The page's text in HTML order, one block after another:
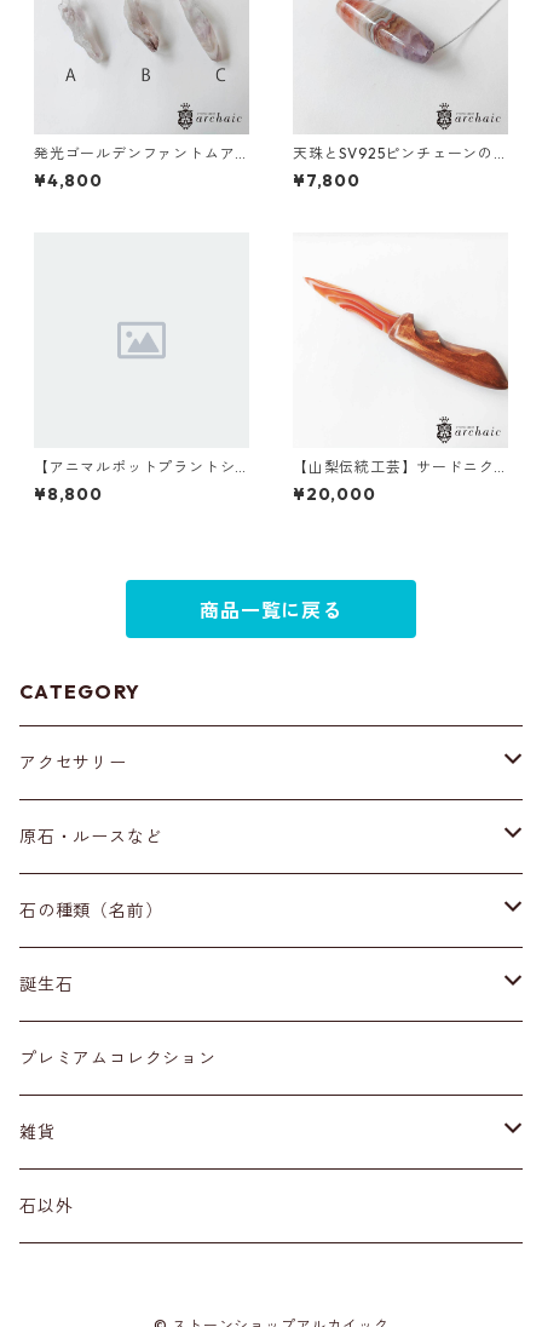
発光ゴールデンファントムア
メジストのポイント（全3種）
¥4,800
天珠とSV925ピンチェーンの
ショートネックレス
¥7,800
【アニマルポットプラントシ
リーズ】モンキー×セレウス×
丸サボテン
¥8,800
【山梨伝統工芸】サードニク
スのペーパーナイフ
¥20,000
商品一覧に戻る
CATEGORY
アクセサリー
ブレスレット
イヤリング・ピアス
ネックレス・ペンダントトップ
リング
材質
プラチナ
その他アクセサリー
原石・ルースなど
原石
丸玉
標本
磨き石
ルース
石の種類（名前）
ア行
アイオライト
アクアマリン
カ行
カーネリアン
カイヤナイト
サ行
サファイア
タ行
誕生石
１月
２月
３月
プレミアムコレクション
雑貨
天然石雑貨
石以外